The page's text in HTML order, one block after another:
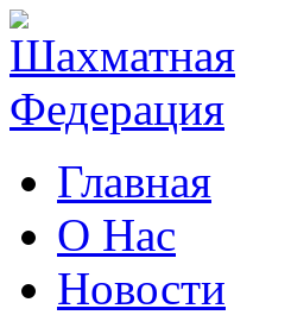
Главная
О Нас
Новости